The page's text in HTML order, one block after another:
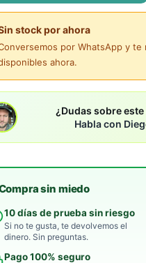
stock por ahora
por WhatsApp y te
ahora.
¿Dudas sobre
Habla con
sin miedo
10 días de prueba sin riesgo
Si no te gusta, te devolvemos el
dinero. Sin preguntas.
Pago 100% seguro